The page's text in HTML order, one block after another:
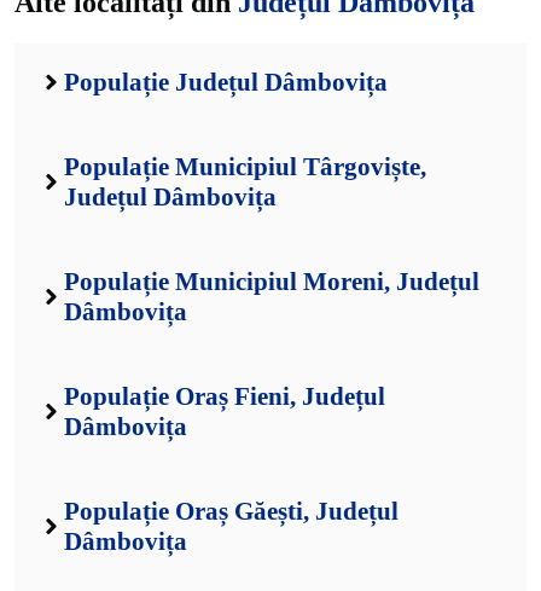
Populație Județul Dâmbovița
Populație Municipiul Târgoviște,
Județul Dâmbovița
Populație Municipiul Moreni, Județul
Dâmbovița
Populație Oraș Fieni, Județul
Dâmbovița
Populație Oraș Găești, Județul
Dâmbovița